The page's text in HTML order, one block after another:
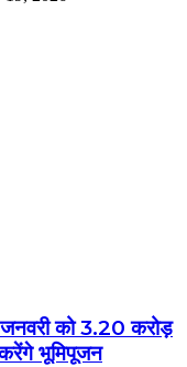
जनवरी को 3.20 करोड़
करेंगे भूमिपूजन